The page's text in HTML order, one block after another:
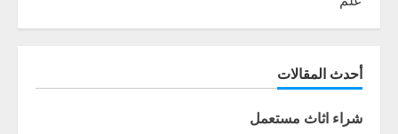
أحدث المقالات
شراء اثاث مستعمل